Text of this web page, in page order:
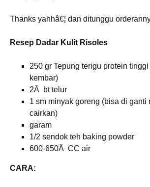
Thanks yahhâ€¦ dan ditunggu
Resep Dadar Kulit Risoles
250 gr Tepung terigu protein
kembar)
2Â bt telur
1 sm minyak goreng (bisa di ganti
cairkan)
garam
1/2 sendok teh baking powder
600-650Â CC air
CARA: